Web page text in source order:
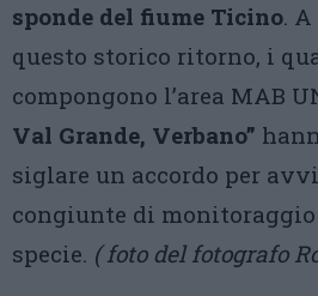
sponde del fiume Ticino.
questo storico ritorno, i
compongono l’area MAB
Val Grande, Verbano”
siglare un accordo per
congiunte di
specie. ( foto del fotografo